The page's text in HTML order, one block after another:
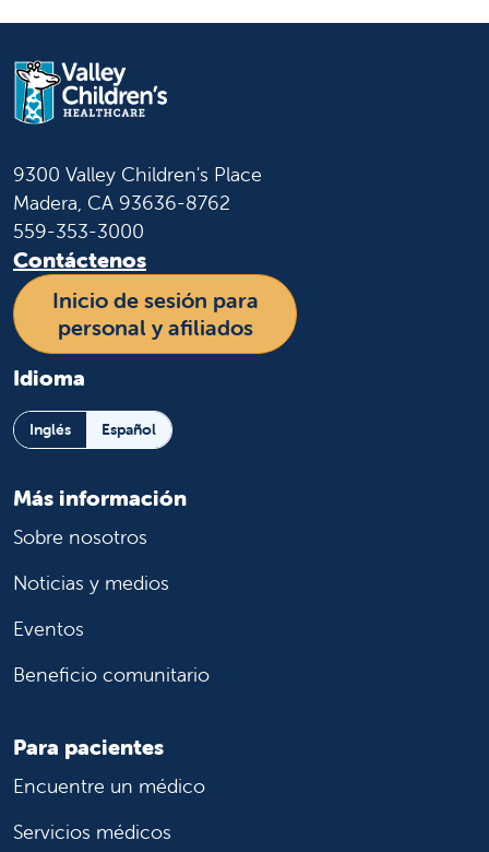
9300 Valley Children's Place
Madera, CA 93636-8762
559-353-3000
Contáctenos
Inicio de sesión para
personal y afiliados
Idioma
Inglés Español
Más información
Sobre nosotros
Noticias y medios
Eventos
Beneficio comunitario
Para pacientes
Encuentre un médico
Servicios médicos